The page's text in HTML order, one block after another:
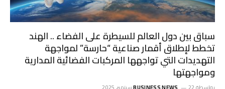
سباق بين دول العالم للسيطرة على الفضاء .. الهند
تخطط لإطلاق أقمار صناعية “حارسة” لمواجهة
التهديدات التي تواجهها المركبات الفضائية المدارية
ومواجهتها